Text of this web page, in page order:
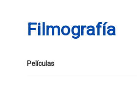
Filmografía
Películas